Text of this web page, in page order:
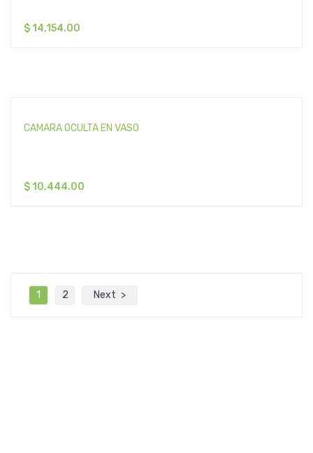
$ 14,154.00
CAMARA OCULTA EN VASO
$ 10,444.00
1 2 Next